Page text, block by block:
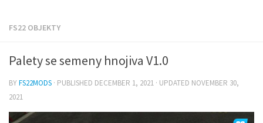
FS22 OBJEKTY
Palety se semeny hnojiva V1.0
BYFS22MODS · PUBLISHED DECEMBER 1, 2021 · UPDATED NOVEMBER 30,
2021